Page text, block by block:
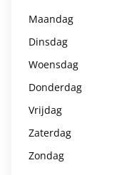
Maandag
Dinsdag
Woensdag
Donderdag
Vrijdag
Zaterdag
Zondag